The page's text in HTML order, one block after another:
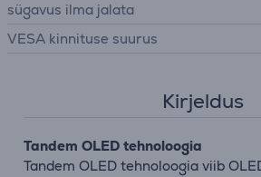
sügavus ilma jalata
VESA kinnituse suurus
Kirjeldus
Tandem OLED tehnoloogia
Tandem OLED tehnoloogia viib